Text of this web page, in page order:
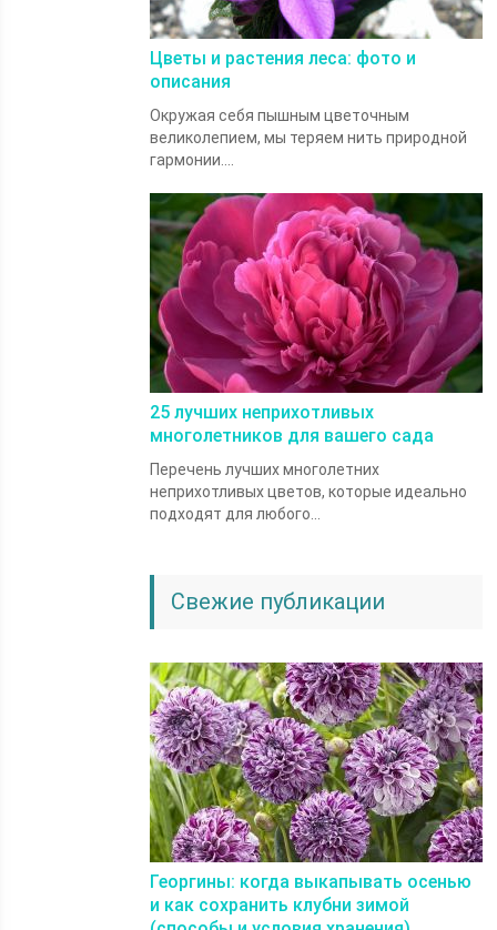
Цветы и растения леса: фото и
описания
Окружая себя пышным цветочным
великолепием, мы теряем нить природной
гармонии....
25 лучших неприхотливых
многолетников для вашего сада
Перечень лучших многолетних
неприхотливых цветов, которые идеально
подходят для любого...
Свежие публикации
Георгины: когда выкапывать осенью
и как сохранить клубни зимой